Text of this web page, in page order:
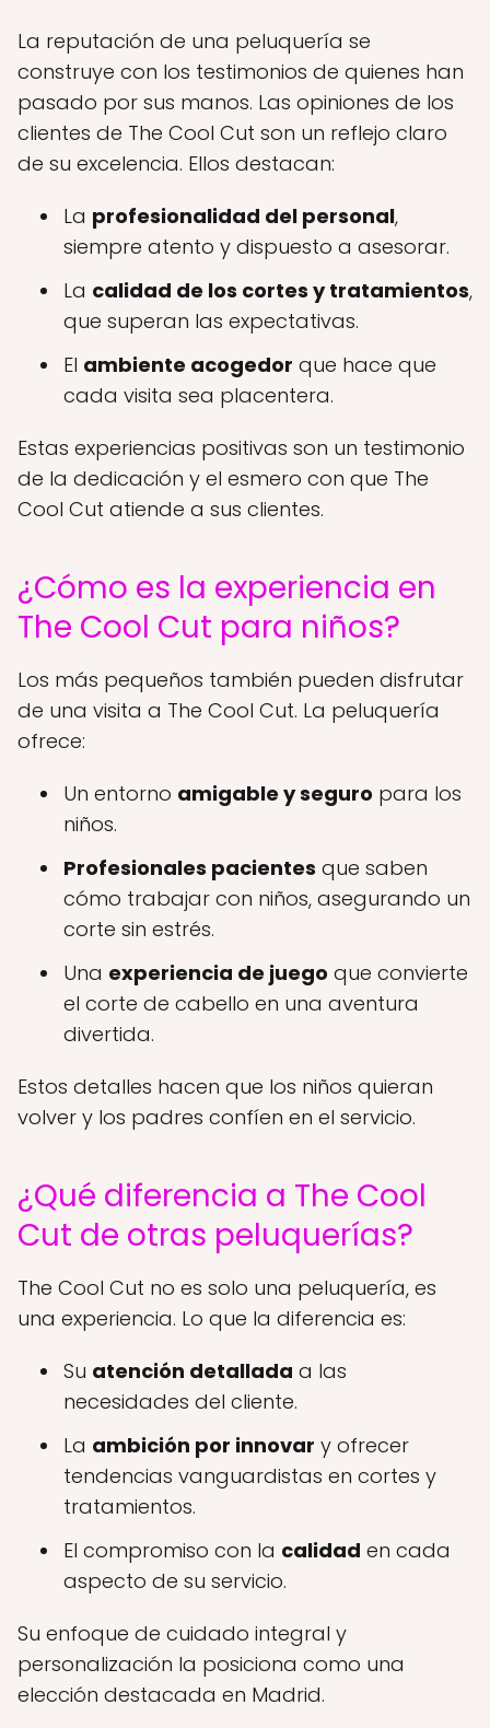
La reputación de una peluquería se
construye con los testimonios de quienes han
pasado por sus manos. Las opiniones de los
clientes de The Cool Cut son un reflejo claro
de su excelencia. Ellos destacan:
La profesionalidad del personal,
siempre atento y dispuesto a asesorar.
La calidad de los cortes y tratamientos,
que superan las expectativas.
El ambiente acogedor que hace que
cada visita sea placentera.
Estas experiencias positivas son un testimonio
de la dedicación y el esmero con que The
Cool Cut atiende a sus clientes.
¿Cómo es la experiencia en
The Cool Cut para niños?
Los más pequeños también pueden disfrutar
de una visita a The Cool Cut. La peluquería
ofrece:
Un entorno amigable y seguro para los
niños.
Profesionales pacientes que saben
cómo trabajar con niños, asegurando un
corte sin estrés.
Una experiencia de juego que convierte
el corte de cabello en una aventura
divertida.
Estos detalles hacen que los niños quieran
volver y los padres confíen en el servicio.
¿Qué diferencia a The Cool
Cut de otras peluquerías?
The Cool Cut no es solo una peluquería, es
una experiencia. Lo que la diferencia es:
Su atención detallada a las
necesidades del cliente.
La ambición por innovar y ofrecer
tendencias vanguardistas en cortes y
tratamientos.
El compromiso con la calidad en cada
aspecto de su servicio.
Su enfoque de cuidado integral y
personalización la posiciona como una
elección destacada en Madrid.